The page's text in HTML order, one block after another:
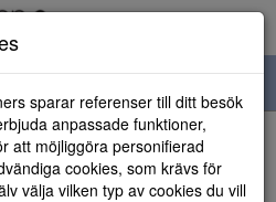
sparar referenser till ditt besök
anpassade funktioner,
att möjliggöra personifierad
cookies, som krävs för
välja vilken typ av cookies du vill